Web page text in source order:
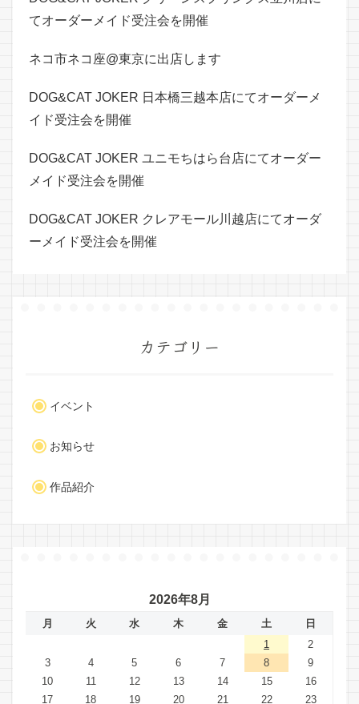
てオーダーメイド受注会を開催
ネコ市ネコ座@東京に出店します
DOG&CAT JOKER 日本橋三越本店にてオーダーメ
イド受注会を開催
DOG&CAT JOKER ユニモちはら台店にてオーダー
メイド受注会を開催
DOG&CAT JOKER クレアモール川越店にてオーダ
ーメイド受注会を開催
カテゴリー
イベント
お知らせ
作品紹介
2026年8月
月 火 水 木 金 土
日
1
2
3
4 5 6 7 8
9
10
11 12 13 14 15
16
17
18 19 20 21 22 23